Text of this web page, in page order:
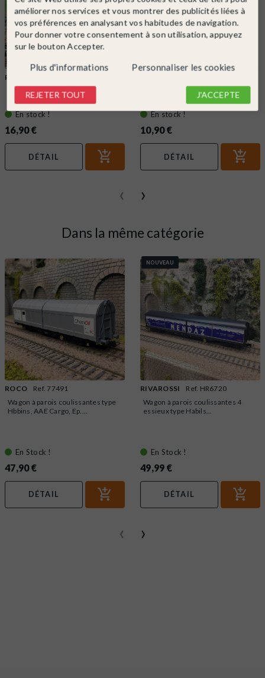
ROCO
Gomme pour entretien des voies-
ROCO 10002
En stock !
16,90 €
DÉTAIL
Huile pour engrenage et moteur
En stock !
10,90 €
DÉTAIL
‹ ›
Dans la même catégorie
ROCO
Ref. 77491
Wagon à parois coulissantes type
Hbbins, AAE Cargo, Ep....
En Stock !
47,90 €
DÉTAIL
NOUVEAU
RIVAROSSI
Ref. HR6720
Wagon à parois coulissantes 4
essieux type Habils...
En Stock !
49,99 €
DÉTAIL
‹ ›
améliorer nos services et vous montrer des publicités liées à
vos préférences en analysant vos habitudes de navigation.
Pour donner votre consentement à son utilisation, appuyez
sur le bouton Accepter.
Plus d'informations Personnaliser les cookies
REJETER TOUT J'ACCEPTE